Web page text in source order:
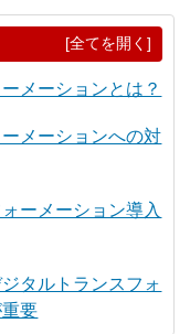
[全てを開く]
メーションとは？
メーションへの対
ーメーション導入
タルトランスフォ
要